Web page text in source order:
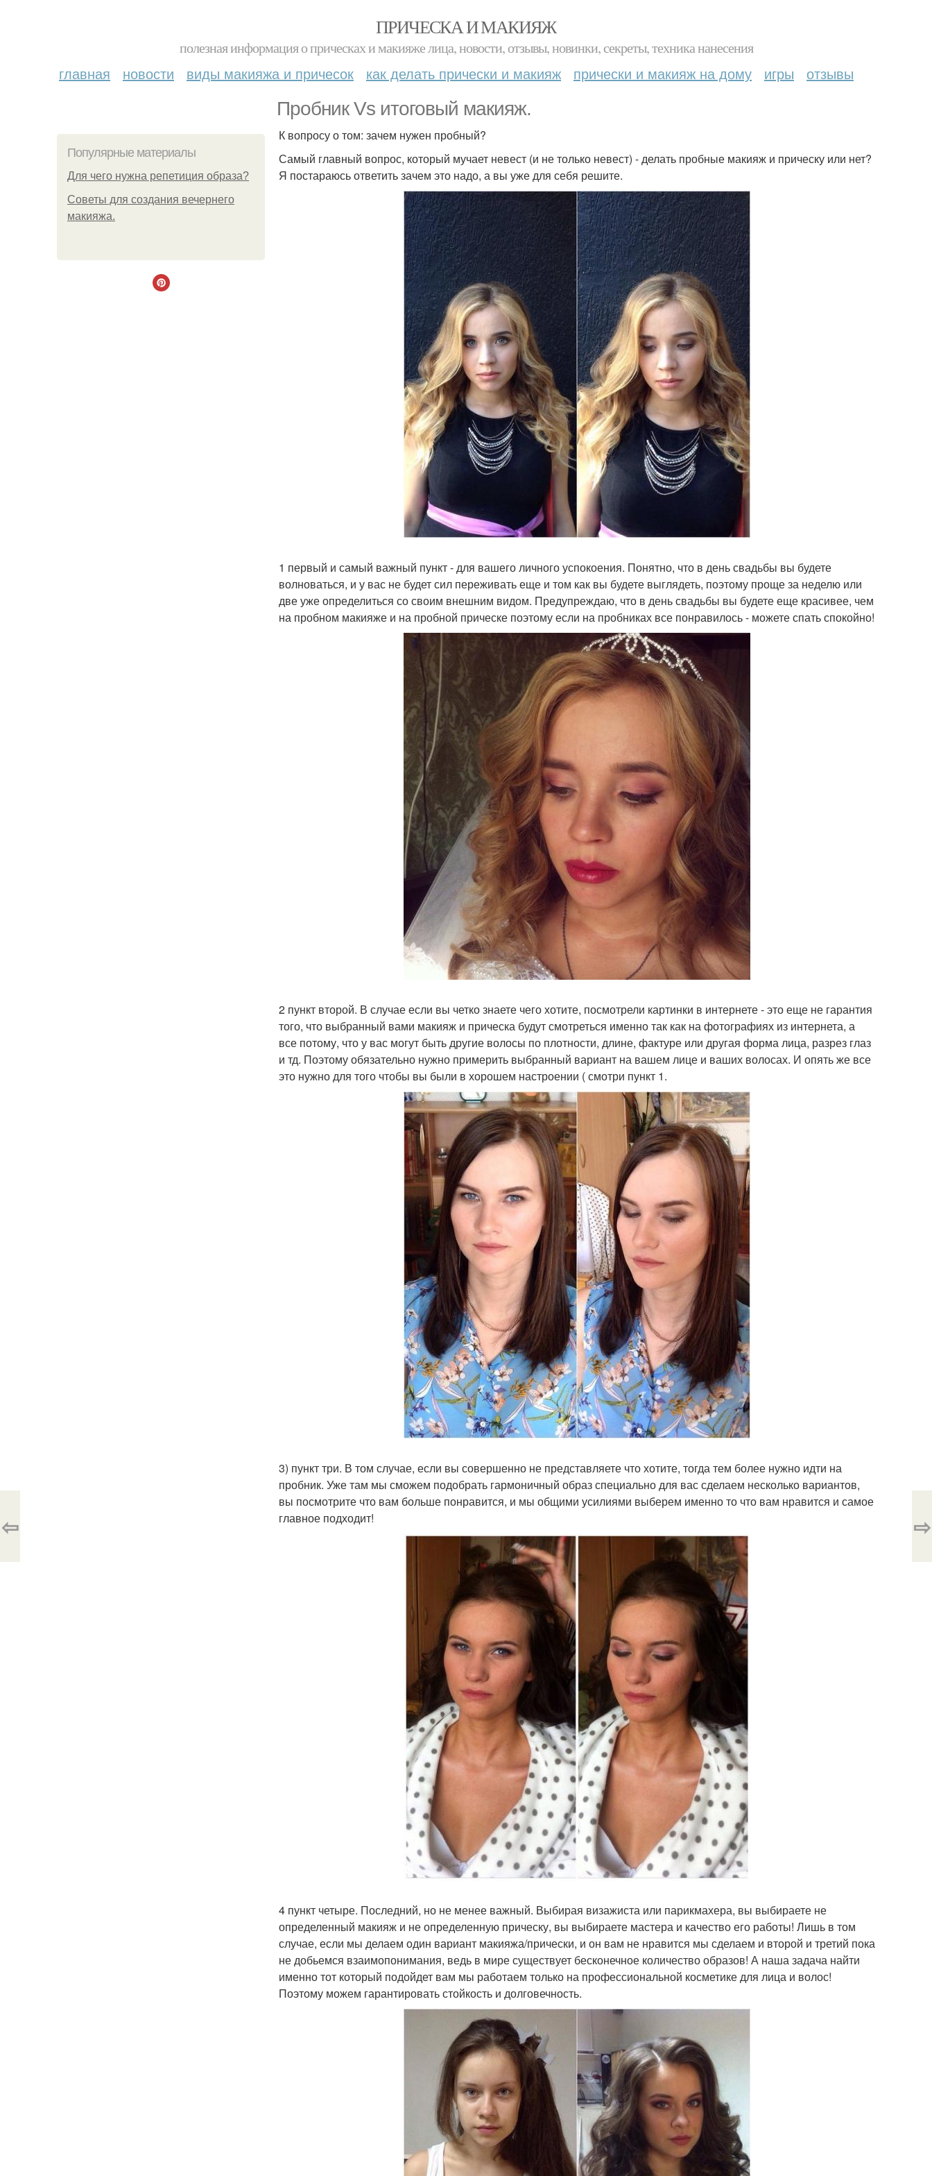
ПРИЧЕСКА И МАКИЯЖ
полезная информация о прическах и макияже лица, новости, отзывы, новинки, секреты, техника нанесения
главная новости виды макияжа и причесок как делать прически и макияж прически и макияж на дому игры отзывы
Пробник Vs итоговый макияж.
Популярные материалы
Для чего нужна репетиция образа?
Советы для создания вечернего
макияжа.
К вопросу о том: зачем нужен пробный?
Самый главный вопрос, который мучает невест (и не только невест) - делать пробные макияж и прическу или нет?
Я постараюсь ответить зачем это надо, а вы уже для себя решите.
1 первый и самый важный пункт - для вашего личного успокоения. Понятно, что в день свадьбы вы будете
волноваться, и у вас не будет сил переживать еще и том как вы будете выглядеть, поэтому проще за неделю или
две уже определиться со своим внешним видом. Предупреждаю, что в день свадьбы вы будете еще красивее, чем
на пробном макияже и на пробной прическе поэтому если на пробниках все понравилось - можете спать спокойно!
2 пункт второй. В случае если вы четко знаете чего хотите, посмотрели картинки в интернете - это еще не гарантия
того, что выбранный вами макияж и прическа будут смотреться именно так как на фотографиях из интернета, а
все потому, что у вас могут быть другие волосы по плотности, длине, фактуре или другая форма лица, разрез глаз
и тд. Поэтому обязательно нужно примерить выбранный вариант на вашем лице и ваших волосах. И опять же все
это нужно для того чтобы вы были в хорошем настроении ( смотри пункт 1.
3) пункт три. В том случае, если вы совершенно не представляете что хотите, тогда тем более нужно идти на
пробник. Уже там мы сможем подобрать гармоничный образ специально для вас сделаем несколько вариантов,
вы посмотрите что вам больше понравится, и мы общими усилиями выберем именно то что вам нравится и самое
главное подходит!
4 пункт четыре. Последний, но не менее важный. Выбирая визажиста или парикмахера, вы выбираете не
определенный макияж и не определенную прическу, вы выбираете мастера и качество его работы! Лишь в том
случае, если мы делаем один вариант макияжа/прически, и он вам не нравится мы сделаем и второй и третий пока
не добьемся взаимопонимания, ведь в мире существует бесконечное количество образов! А наша задача найти
именно тот который подойдет вам мы работаем только на профессиональной косметике для лица и волос!
Поэтому можем гарантировать стойкость и долговечность.
⇦ ⇨